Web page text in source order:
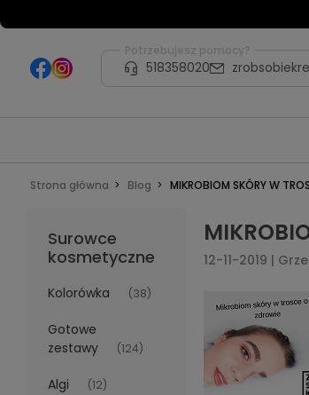
Potrzebujesz pomocy?
518358020
Strona główna Blog MIKROBIOM SKÓRY W
Surowce
kosmetyczne
Kolorówka (38)
Gotowe
zestawy
(124)
Algi (12)
12-11-2019 |